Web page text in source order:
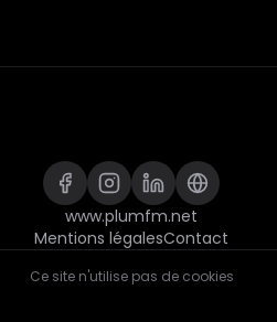
www.plumfm.net
Mentions légalesContact
Ce site n'utilise pas de cookies